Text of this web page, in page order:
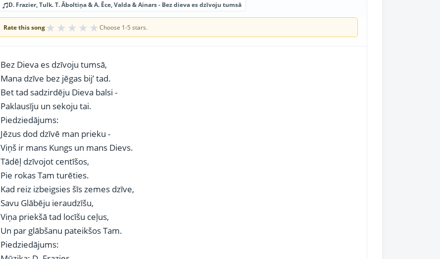
D. Frazier, Tulk. T. Āboltiņa & A. Ēce, Valda & Ainars - Bez dieva es dzīvoju tumsā
Rate this song★ ★ ★ ★ ★ Choose 1-5 stars.
Bez Dieva es dzīvoju tumsā,
Mana dzīve bez jēgas bij’ tad.
Bet tad sadzirdēju Dieva balsi -
Paklausīju un sekoju tai.
Piedziedājums:
Jēzus dod dzīvē man prieku -
Viņš ir mans Kungs un mans Dievs.
Tādēļ dzīvojot centīšos,
Pie rokas Tam turēties.
Kad reiz izbeigsies šīs zemes dzīve,
Savu Glābēju ieraudzīšu,
Viņa priekšā tad locīšu ceļus,
Un par glābšanu pateikšos Tam.
Piedziedājums: